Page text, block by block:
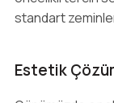
standart
Estetik